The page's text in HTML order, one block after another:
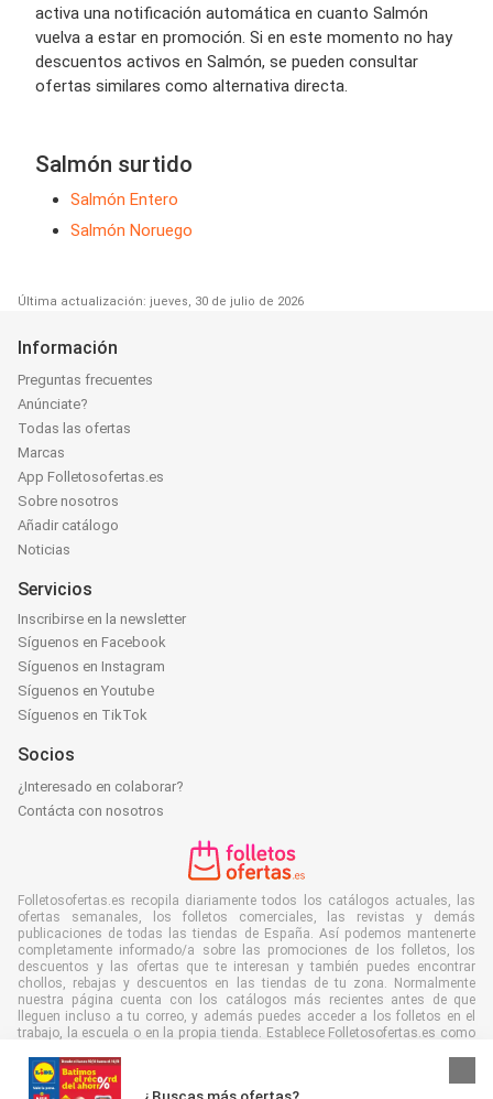
activa una notificación automática en cuanto Salmón
vuelva a estar en promoción. Si en este momento no hay
descuentos activos en Salmón, se pueden consultar
ofertas similares como alternativa directa.
Salmón surtido
Salmón Entero
Salmón Noruego
Última actualización: jueves, 30 de julio de 2026
Información
Preguntas frecuentes
Anúnciate?
Todas las ofertas
Marcas
App Folletosofertas.es
Sobre nosotros
Añadir catálogo
Noticias
Servicios
Inscribirse en la newsletter
Síguenos en Facebook
Síguenos en Instagram
Síguenos en Youtube
Síguenos en TikTok
Socios
¿Interesado en colaborar?
Contácta con nosotros
Folletosofertas.es recopila diariamente todos los catálogos actuales, las
ofertas semanales, los folletos comerciales, las revistas y demás
publicaciones de todas las tiendas de España. Así podemos mantenerte
completamente informado/a sobre las promociones de los folletos, los
descuentos y las ofertas que te interesan y también puedes encontrar
chollos, rebajas y descuentos en las tiendas de tu zona. Normalmente
nuestra página cuenta con los catálogos más recientes antes de que
lleguen incluso a tu correo, y además puedes acceder a los folletos en el
trabajo, la escuela o en la propia tienda. Establece Folletosofertas.es como
manera digital también contribuyes a combatir el desperdicio de papel y
ayudar al medioambiente.